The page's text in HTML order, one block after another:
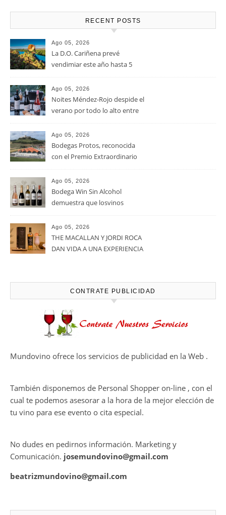
RECENT POSTS
La D.O. Cariñena prevé
vendimiar este año hasta 5
millones de kilos de uva más
Noites Méndez-Rojo despide el
verano por todo lo alto entre
viñedos, vino y mucho humor
Bodegas Protos, reconocida
con el Premio Extraordinario
Alimentos de España 2026 por
demuestra que losvinos
desalcoholizados de alta
en el viñedo
Ago 05, 2026
THE MACALLAN Y JORDI ROCA
DAN VIDA A UNA EXPERIENCIA
CAPÍTULO FINAL DE THE
cual te podemos asesorar a la hora de la mejor elección de